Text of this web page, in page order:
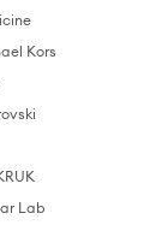
Kors
Lab